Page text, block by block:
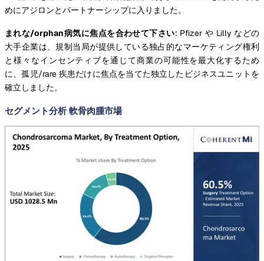
めにアジロンとパートナーシップに入りました。
まれな/orphan病気に焦点を合わせて下さい: Pfizer や Lilly などの
大手企業は、規制当局が提供している独占的なマーケティング権利
と様々なインセンティブを通じて商業の可能性を最大化するため
に、孤児/rare 疾患だけに焦点を当てた独立したビジネスユニットを
確立しました。
セグメント分析 軟骨肉腫市場